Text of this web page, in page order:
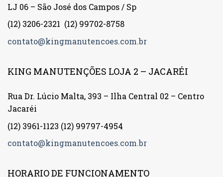
LJ 06 – São José dos Campos / Sp
(12) 3206-2321 (12) 99702-8758
contato@kingmanutencoes.com.br
KING MANUTENÇÕES LOJA 2 – JACARÉI
Rua Dr. Lúcio Malta, 393 – Ilha Central 02 – Centro
Jacaréi
(12) 3961-1123 (12) 99797-4954
contato@kingmanutencoes.com.br
HORARIO DE FUNCIONAMENTO